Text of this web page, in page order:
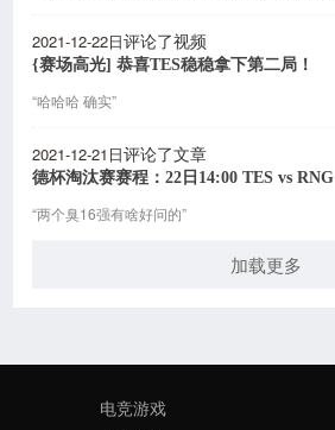
2021-12-22日评论了视频
{赛场高光] 恭喜TES稳稳拿下第二局！
“哈哈哈 确实”
2021-12-21日评论了文章
德杯淘汰赛赛程：22日14:00 TES vs RNG
“两个臭16强有啥好问的”
加载更多
电竞游戏